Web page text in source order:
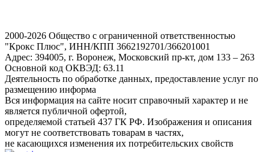
2000-2026 Общество с ограниченной ответственностью
"Крокс Плюс", ИНН/КПП 3662192701/366201001
Адрес: 394005, г. Воронеж, Московский пр-кт, дом 133 – 263
Основной код ОКВЭД: 63.11
Деятельность по обработке данных, предоставление услуг по
размещению информа
Вся информация на сайте носит справочный характер и не
является публичной офертой,
определяемой статьей 437 ГК РФ. Изображения и описания
могут не соответствовать товарам в частях,
не касающихся изменения их потребительских свойств